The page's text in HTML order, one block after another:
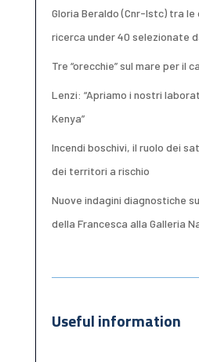
Gloria Beraldo (Cnr-Istc) tra
ricerca under 40 selezionate
Tre “orecchie” sul mare per il
Lenzi: “Apriamo i nostri
Kenya”
Incendi boschivi, il ruolo dei
dei territori a rischio
Nuove indagini diagnostiche
della Francesca alla Galleria
Useful information